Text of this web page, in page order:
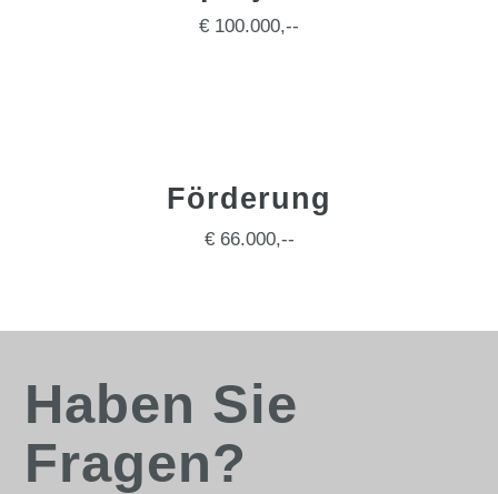
€ 100.000,--
Förderung
€ 66.000,--
Haben Sie
Fragen?